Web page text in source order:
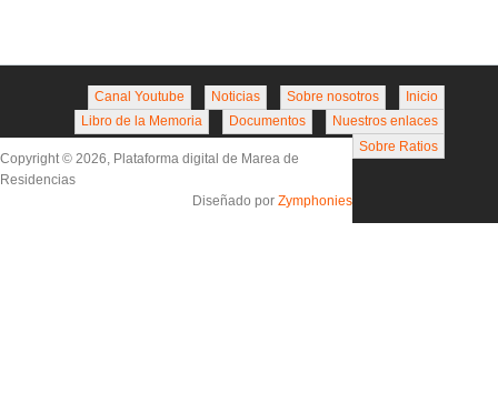
Inicio
Sobre nosotros
Noticias
Canal Youtube
Nuestros enlaces
Documentos
Libro de la Memoria
Sobre Ratios
Copyright © 2026, Plataforma digital de Marea de
Residencias
Diseñado por Zymphonies